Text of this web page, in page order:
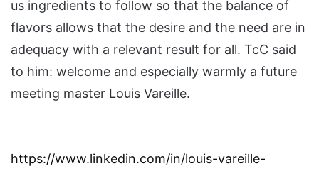
us ingredients to follow so that the balance of
flavors allows that the desire and the need are in
adequacy with a relevant result for all. TcC said
to him: welcome and especially warmly a future
meeting master Louis Vareille.
https://www.linkedin.com/in/louis-vareille-